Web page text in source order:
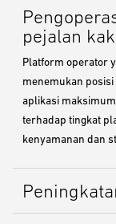
pejalan
Platform operator
menemukan
aplikasi
terhadap tingkat
kenyamanan dan